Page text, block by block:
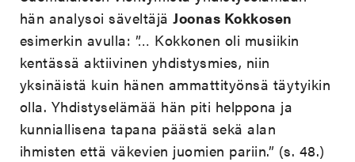
hän analysoi säveltäjäJoonas Kokkosen
esimerkin avulla: ”… Kokkonen oli musiikin
kentässä aktiivinen yhdistysmies, niin
yksinäistä kuin hänen ammattityönsä täytyikin
olla. Yhdistyselämää hän piti helppona ja
kunniallisena tapana päästä sekä alan
ihmisten että väkevien juomien pariin.” (s. 48.)